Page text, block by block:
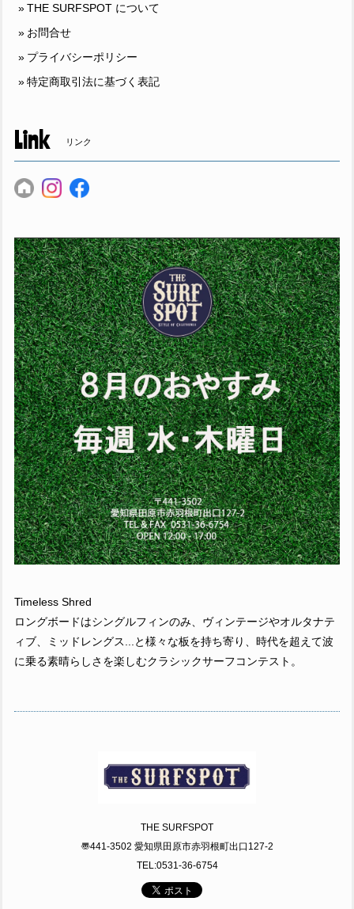
THE SURFSPOT について
お問合せ
プライバシーポリシー
特定商取引法に基づく表記
Link リンク
Timeless Shred
ロングボードはシングルフィンのみ、ヴィンテージやオルタナテ
ィブ、ミッドレングス...と様々な板を持ち寄り、時代を超えて波
に乗る素晴らしさを楽しむクラシックサーフコンテスト。
THE SURFSPOT
〠441-3502 愛知県田原市赤羽根町出口127-2
TEL:0531-36-6754